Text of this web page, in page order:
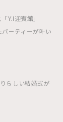
Y.I迎賓館」
ーティーが叶い
らしい結婚式が